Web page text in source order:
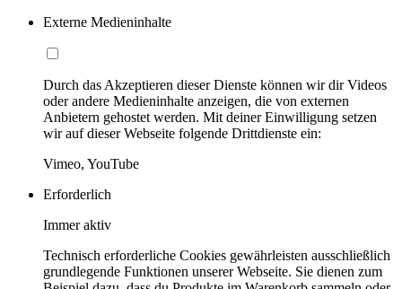
Externe Medieninhalte
Durch das Akzeptieren dieser Dienste können wir dir Videos
oder andere Medieninhalte anzeigen, die von externen
Anbietern gehostet werden. Mit deiner Einwilligung setzen
wir auf dieser Webseite folgende Drittdienste ein:
Vimeo, YouTube
Erforderlich
Immer aktiv
Technisch erforderliche Cookies gewährleisten ausschließlich
grundlegende Funktionen unserer Webseite. Sie dienen zum